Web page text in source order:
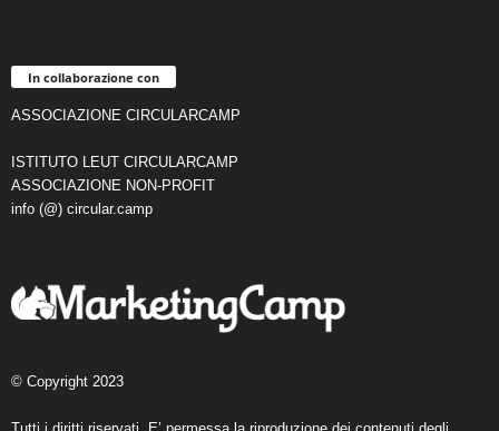
In collaborazione con
ASSOCIAZIONE CIRCULARCAMP
ISTITUTO LEUT CIRCULARCAMP
ASSOCIAZIONE NON-PROFIT
info (@) circular.camp
© Copyright 2023